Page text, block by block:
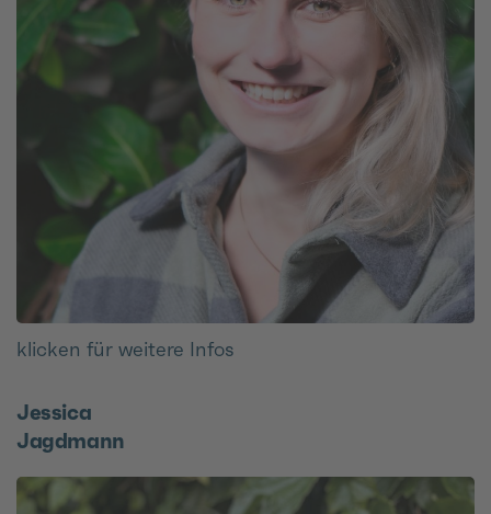
klicken für weitere Infos
Jessica
Jagdmann